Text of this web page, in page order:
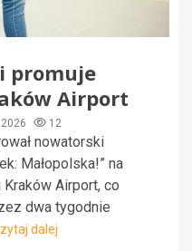
promuje
Airport
12
nowatorski
Małopolska!” na
Airport, co
dwa tygodnie
dalej